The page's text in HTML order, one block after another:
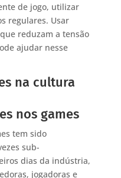
de jogo, utilizar
regulares. Usar
reduzam a tensão
ajudar nesse
na cultura
nos games
tem sido
sub-
dias da indústria,
jogadoras e